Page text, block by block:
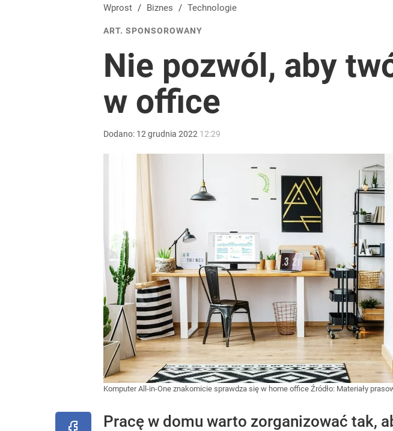
Wprost / Biznes / Technologie
ART. SPONSOROWANY
Nie pozwól, aby
w office
Dodano: 12 grudnia 2022 12:29
Komputer All-in-One znakomicie sprawdza się w home office Źródło: Materiały
Pracę w domu warto zorganizować tak,